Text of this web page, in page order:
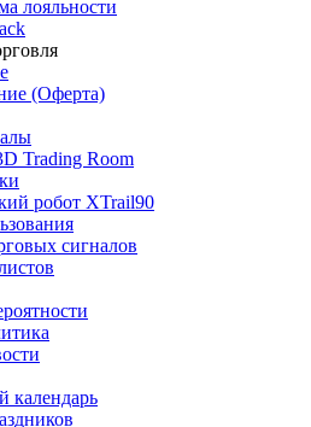
лояльности
(Оферта)
Trading Room
робот XTrail90
сигналов
календарь